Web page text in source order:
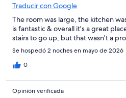
Traducir con Google
The room was large, the kitchen
is fantastic & overall it's a great
stairs to go up, but that wasn't a
Se hospedó 2 noches en mayo de 2026
0
Opinión verificada